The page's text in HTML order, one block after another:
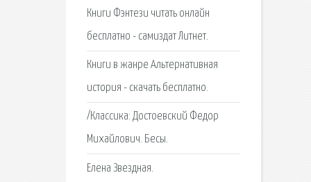
Книги Фэнтези читать онлайн
бесплатно - самиздат Литнет.
Книги в жанре Альтернативная
история - скачать бесплатно.
/Классика: Достоевский Федор
Михайлович. Бесы.
Елена Звездная.